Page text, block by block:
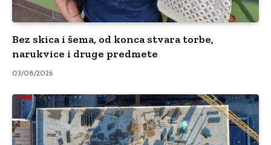
Bez skica i šema, od konca stvara torbe,
narukvice i druge predmete
03/08/2026